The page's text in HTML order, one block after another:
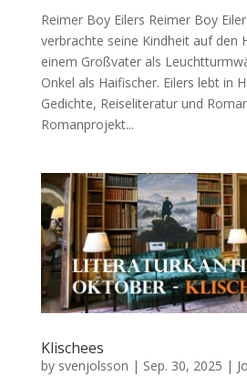
Reimer Boy Eilers Reimer Boy
verbrachte seine Kindheit auf den
einem Großvater als
Onkel als Haifischer. Eilers lebt in
Gedichte, Reiseliteratur und
Romanprojekt...
Klischees
by svenjolsson | Sep. 30, 2025 |